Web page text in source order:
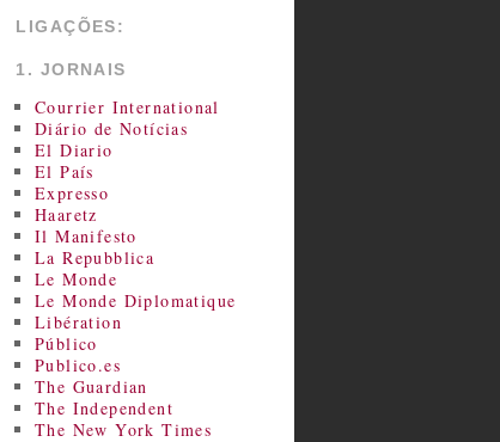
LIGAÇÕES:
1. JORNAIS
Courrier International
Diário de Notícias
El Diario
El País
Expresso
Haaretz
Il Manifesto
La Repubblica
Le Monde
Le Monde Diplomatique
Libération
Público
Publico.es
The Guardian
The Independent
The New York Times